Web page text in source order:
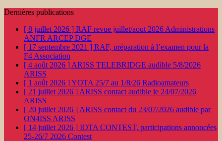
Dernières publications
[ 8 juillet 2026 ] RAF revue juillet/aout 2026 Administrations
ANFR ARCEP DGE
[ 17 septembre 2021 ] RAF, préparation à l’examen pour la
F4 Association
[ 4 août 2026 ] ARISS TELEBRIDGE audible 5/8/2026
ARISS
[ 1 août 2026 ]YOTA 25/7 au 1/8/26 Radioamateurs
[ 21 juillet 2026 ] ARISS contact audible le 24/07/2026
ARISS
[ 20 juillet 2026 ] ARISS contact du 23/07/2026 audible par
ON4ISS ARISS
[ 14 juillet 2026 ] IOTA CONTEST, participations annoncées
25-26/7 2026 Contest